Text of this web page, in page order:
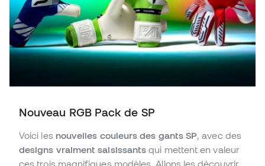
Nouveau RGB Pack de SP
Voici les nouvelles couleurs des gants SP, avec des
designs vraiment saisissants qui mettent en valeur
ces trois magnifiques modèles. Allons les découvrir.